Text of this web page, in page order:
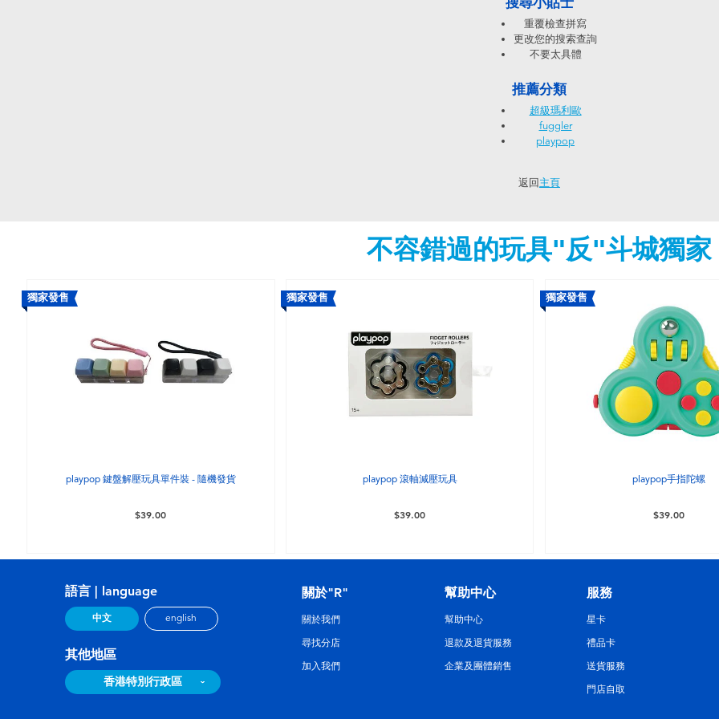
重覆檢查拼寫
更改您的搜索查詢
不要太具體
推薦分類
超級瑪利歐
fuggler
playpop
返回主頁
不容錯過的玩具"反"斗城獨家
獨家發售
playpop 鍵盤解壓玩具單件裝 - 隨機發貨
$39.00
獨家發售
playpop 滾軸減壓玩具
$39.00
獨家發售
playpop手指陀螺
$39.00
語言 | language
中文 english
其他地區
香港特別行政區
關於"R"
關於我們
尋找分店
加入我們
幫助中心
幫助中心
退款及退貨服務
企業及團體銷售
服務
星卡
禮品卡
送貨服務
門店自取